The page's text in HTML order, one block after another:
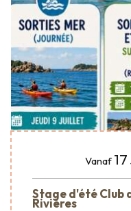
Vanaf 17
Stage d'été Club
Rivières